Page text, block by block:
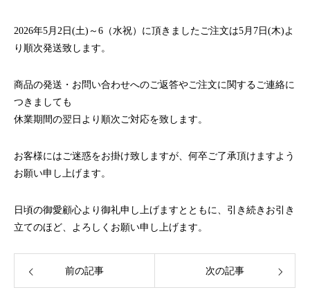
2026年5月2日(土)～6（水祝）に頂きましたご注文は5月7日(木)よ
り順次発送致します。
商品の発送・お問い合わせへのご返答やご注文に関するご連絡に
つきましても
休業期間の翌日より順次ご対応を致します。
お客様にはご迷惑をお掛け致しますが、何卒ご了承頂けますよう
お願い申し上げます。
日頃の御愛顧心より御礼申し上げますとともに、引き続きお引き
立てのほど、よろしくお願い申し上げます。
前の記事 次の記事